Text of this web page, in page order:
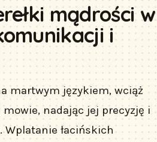
mądrości w
i
martwym językiem, wciąż
nadając jej precyzję i
Wplatanie łacińskich